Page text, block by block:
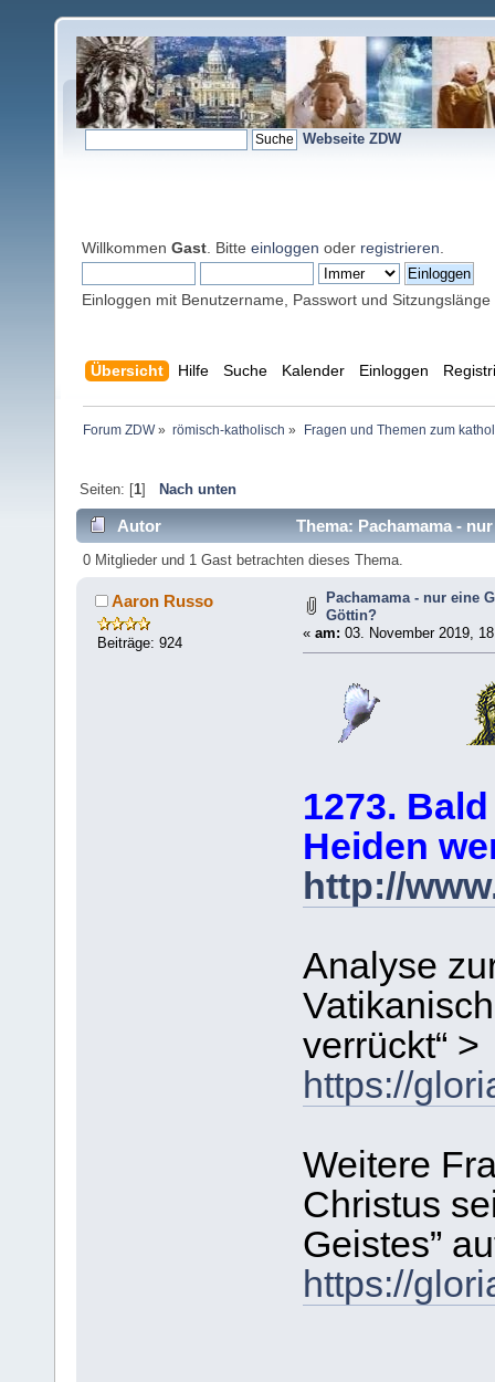
Webseite ZDW
Willkommen Gast . Bitte einloggen oder registrieren
Einloggen mit Benutzername, Passwort und Sitzungslänge
Übersicht Hilfe Suche Kalender Einloggen
Forum ZDW» römisch-katholisch » Fragen und Themen zum
Seiten: [1] Nach unten
Autor Thema: Pachamama -
0 Mitglieder und 1 Gast betrachten dieses Thema.
Aaron Russo
Beiträge: 924
Pachamama - nur eine
Göttin?
« am: 03. November 2019,
1273.
Heiden
http://
Analyse
verrückt“ >
https://
Weitere
Christus
Geistes”
https://